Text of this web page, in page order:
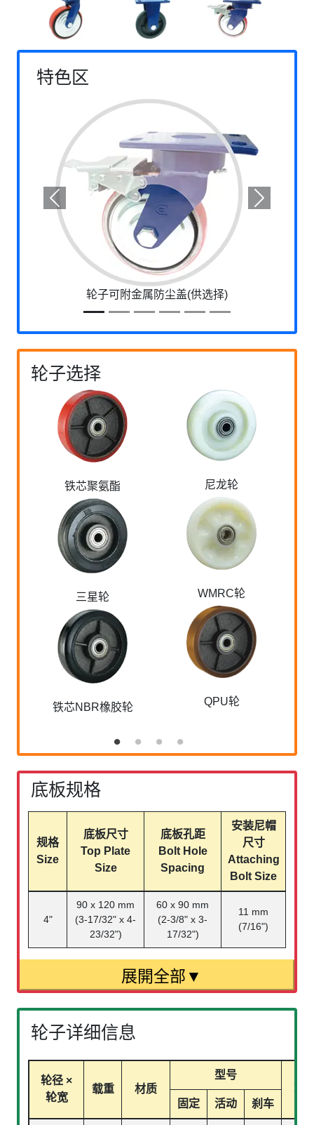
特色区
轮子可附金属防尘盖(供选择)
Previous Next
轮子选择
铁芯聚氨酯
三星轮
铁芯NBR橡胶轮
尼龙轮
WMRC轮
QPU轮
底板规格
规格
Size
底板尺寸
Top Plate
Size
底板孔距
Bolt Hole
Spacing
安装尼帽
尺寸
Attaching
Bolt Size
4"
90 x 120 mm
(3-17/32" x 4-
23/32")
60 x 90 mm
(2-3/8" x 3-
17/32")
11 mm
(7/16")
轮子详细信息
轮径 ×
轮宽
载重 材质
型号
轴
固定
活动 刹车